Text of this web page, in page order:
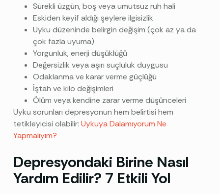
Sürekli üzgün, boş veya umutsuz ruh hali
Eskiden keyif aldığı şeylere ilgisizlik
Uyku düzeninde belirgin değişim (çok az ya da
çok fazla uyuma)
Yorgunluk, enerji düşüklüğü
Değersizlik veya aşırı suçluluk duygusu
Odaklanma ve karar verme güçlüğü
İştah ve kilo değişimleri
Ölüm veya kendine zarar verme düşünceleri
Uyku sorunları depresyonun hem belirtisi hem
tetikleyicisi olabilir: Uykuya Dalamıyorum Ne
Yapmalıyım?
Depresyondaki Birine Nasıl
Yardım Edilir? 7 Etkili Yol